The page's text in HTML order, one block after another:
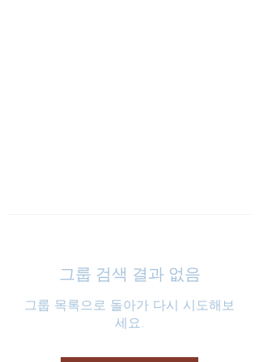
그룹 검색 결과 없음
그룹 목록으로 돌아가 다시 시도해보
세요.